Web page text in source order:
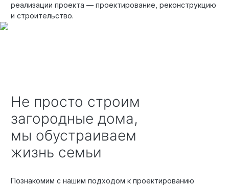
реализации проекта — проектирование, реконструкцию
и строительство.
Не просто строим
загородные дома,
мы обустраиваем
жизнь семьи
Познакомим с нашим подходом к проектированию